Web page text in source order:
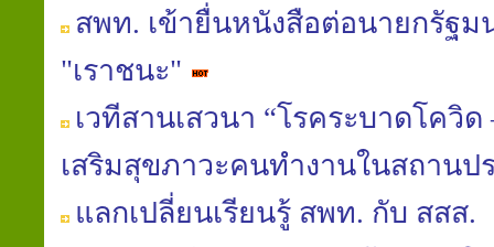
สพท. เข้ายื่นหนังสือต่อนายกรัฐม
"เราชนะ"
เวทีสานเสวนา “โรคระบาดโควิ
เสริมสุขภาวะคนทำงานในสถานป
แลกเปลี่ยนเรียนรู้ สพท. กับ สสส.